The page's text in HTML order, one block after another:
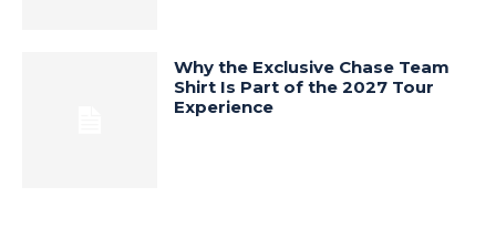
Why the Exclusive Chase Team
Shirt Is Part of the 2027 Tour
Experience